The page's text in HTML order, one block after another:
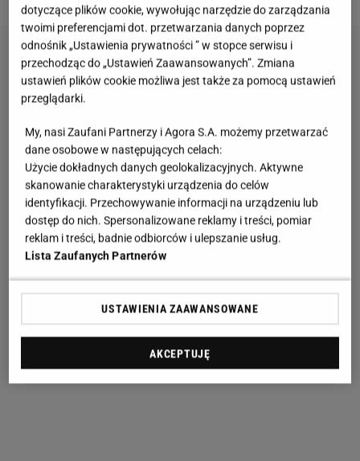
dotyczące plików cookie, wywołując narzędzie do zarządzania
twoimi preferencjami dot. przetwarzania danych poprzez
odnośnik „Ustawienia prywatności ” w stopce serwisu i
przechodząc do „Ustawień Zaawansowanych”. Zmiana
ustawień plików cookie możliwa jest także za pomocą ustawień
przeglądarki.
My, nasi Zaufani Partnerzy i Agora S.A. możemy przetwarzać
dane osobowe w następujących celach:
Użycie dokładnych danych geolokalizacyjnych. Aktywne
skanowanie charakterystyki urządzenia do celów
identyfikacji. Przechowywanie informacji na urządzeniu lub
dostęp do nich. Spersonalizowane reklamy i treści, pomiar
reklam i treści, badnie odbiorców i ulepszanie usług.
Lista Zaufanych Partnerów
USTAWIENIA ZAAWANSOWANE
AKCEPTUJĘ